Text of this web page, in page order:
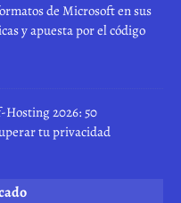
de Microsoft en sus
y apuesta por el código
2026: 50
tu privacidad